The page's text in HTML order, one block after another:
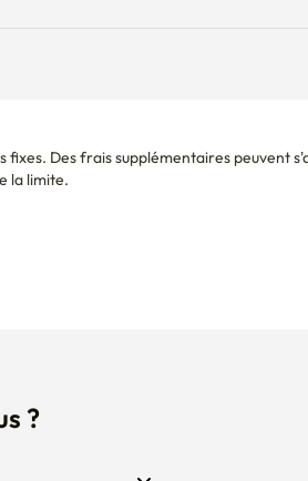
fixes. Des frais supplémentaires peuvent
la limite.
?